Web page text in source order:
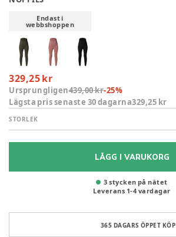
Endast i
webbshoppen
329,25 kr
Ursprungligen439,00 kr-25%
Lägsta pris senaste 30 dagarna329,25 kr
STORLEK
LÄGG I VARUKORG
3 stycken på nätet
Leverans 1-4 vardagar
365 DAGARS ÖPPET KÖP